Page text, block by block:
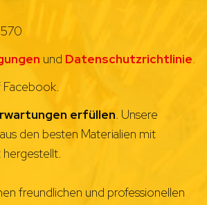
und Datenschutzrichtlinie.
Facebook.
erfüllen. Unsere
den besten Materialien mit
freundlichen und professionellen